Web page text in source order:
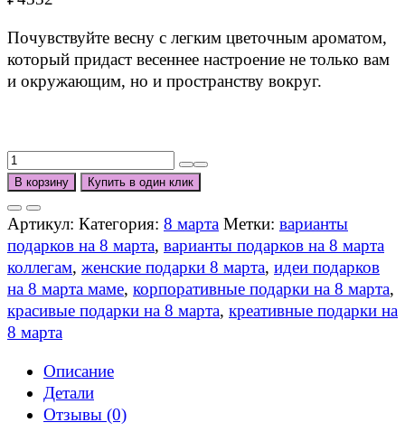
Почувствуйте весну с легким цветочным ароматом,
который придаст весеннее настроение не только вам
и окружающим, но и пространству вокруг.
Количество
товара
Цветочный
флюид
В корзину Купить в один клик
Артикул: Категория: 8 марта Метки: варианты
подарков на 8 марта, варианты подарков на 8 марта
коллегам, женские подарки 8 марта, идеи подарков
на 8 марта маме, корпоративные подарки на 8 марта,
красивые подарки на 8 марта, креативные подарки на
8 марта
Описание
Детали
Отзывы (0)